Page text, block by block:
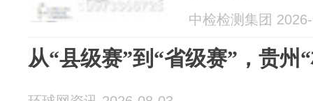
中检检测集团
从“县级赛”到“省级赛”，贵州